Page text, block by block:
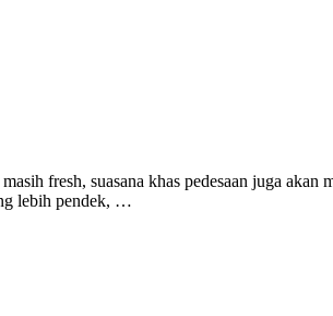
fresh, suasana khas pedesaan juga akan
lebih pendek, …